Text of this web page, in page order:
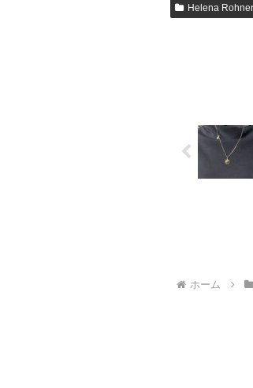
Helena Rohner
ホーム